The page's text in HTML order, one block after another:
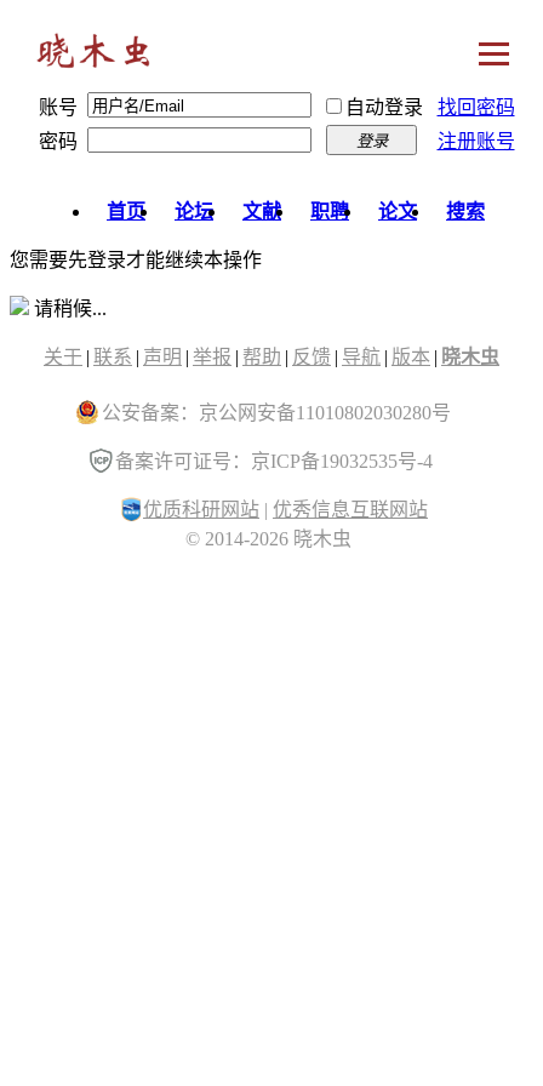
账号 自动登录
找回密码
密码
登录 注册账号
首页 论坛 文献 职聘 论文 搜索
您需要先登录才能继续本操作
请稍候...
关于 | 联系 | 声明 | 举报 | 帮助 | 反馈 | 导航 | 版本 | 晓木虫
公安备案：京公网安备11010802030280号
备案许可证号：京ICP备19032535号-4
优质科研网站 | 优秀信息互联网站
© 2014-2026 晓木虫